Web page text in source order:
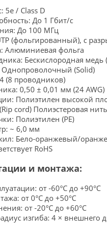
5e / Class D
До 1 Гбит/с
До 100 МГц
(фольгированный), с
Алюминиевая фольга
Бескислородная медь
(Solid)
(8 проводников)
0,50 ± 0,01 мм (24 AWG)
Полиэтилен высокой
cord) Полиэстеровая
Полиэтилен (PE)
~ 6,0 мм
Бело-оранжевый/
RoHS
и монтажа:
от -60°C до +90°C
от 0°C до +50°C
от -20°C до +60°C
изгиба: 4 × внешнего